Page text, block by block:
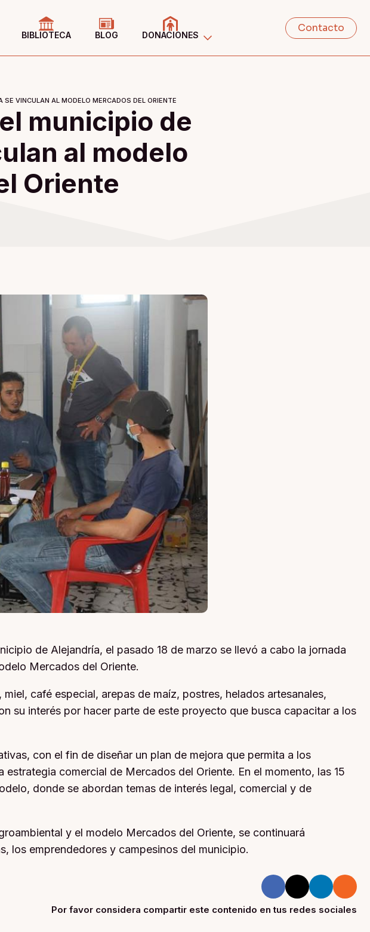
BIBLIOTECA BLOG DONACIONES
Contacto
SE VINCULAN AL MODELO MERCADOS DEL ORIENTE
municipio de
al modelo
Oriente
de Alejandría, el pasado 18 de marzo se llevó a cabo la jornada
Mercados del Oriente.
café especial, arepas de maíz, postres, helados artesanales,
su interés por hacer parte de este proyecto que busca capacitar a los
con el fin de diseñar un plan de mejora que permita a los
comercial de Mercados del Oriente. En el momento, las 15
donde se abordan temas de interés legal, comercial y de
y el modelo Mercados del Oriente, se continuará
los emprendedores y campesinos del municipio.
Por favor considera compartir este contenido en tus redes sociales